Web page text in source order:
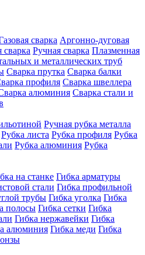
сварка Аргонно-дуговая
сварка Ручная сварка Плазменная
и металлических труб
Сварка прутка Сварка балки
профиля Сварка швеллера
алюминия Сварка стали и
Ручная рубка металла
Рубка листа Рубка профиля Рубка
Рубка алюминия Рубка
на станке Гибка арматуры
стали Гибка профильной
трубы Гибка уголка Гибка
полосы Гибка сетки Гибка
Гибка нержавейки Гибка
алюминия Гибка меди Гибка